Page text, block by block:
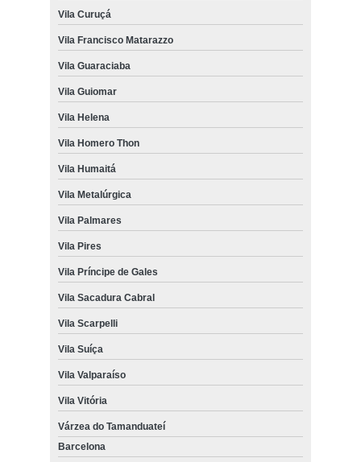
Vila Curuçá
Vila Francisco Matarazzo
Vila Guaraciaba
Vila Guiomar
Vila Helena
Vila Homero Thon
Vila Humaitá
Vila Metalúrgica
Vila Palmares
Vila Pires
Vila Príncipe de Gales
Vila Sacadura Cabral
Vila Scarpelli
Vila Suíça
Vila Valparaíso
Vila Vitória
Várzea do Tamanduateí
Barcelona